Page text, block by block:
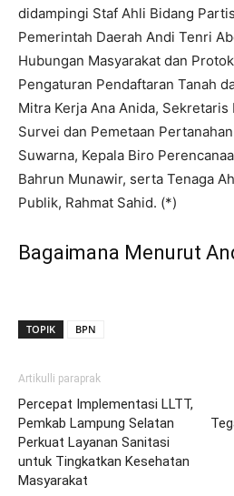
didampingi Staf Ahli Bidang
Pemerintah Daerah Andi Tenri
Hubungan Masyarakat dan
Pengaturan Pendaftaran Tanah
Mitra Kerja Ana Anida,
Survei dan Pemetaan
Suwarna, Kepala Biro
Bahrun Munawir, serta Tenaga
Publik, Rahmat Sahid. (*)
Bagaimana Menurut
TOPIK BPN
Artikulli paraprak
Percepat Implementasi LLTT,
Pemkab Lampung Selatan
Perkuat Layanan Sanitasi
untuk Tingkatkan Kesehatan
Masyarakat